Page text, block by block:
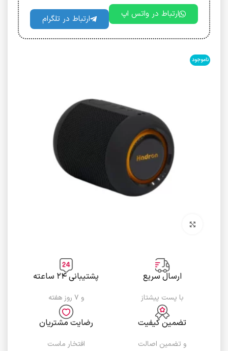
ارتباط در واتس اپ ارتباط در تلگرام
ناموجود
ارسال سریع
با پست پیشتاز
پشتیبانی ۲۴ ساعته
و ۷ روز هفته
تضمین کیفیت
و تضمین اصالت
رضایت مشتریان
افتخار ماست